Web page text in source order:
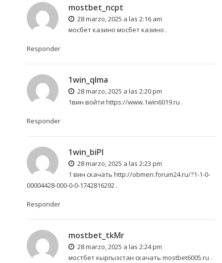
mostbet_ncpt
28 marzo, 2025 a las 2:16 am
мосбет казино мосбет казино .
Responder
1win_qlma
28 marzo, 2025 a las 2:20 pm
1вин войти https://www.1win6019.ru .
Responder
1win_biPl
28 marzo, 2025 a las 2:23 pm
1 вин скачать http://obmen.forum24.ru/?1-1-0-
00004428-000-0-0-1742816292.
Responder
mostbet_tkMr
28 marzo, 2025 a las 2:24 pm
мостбет кыргызстан скачать mostbet6005.ru .